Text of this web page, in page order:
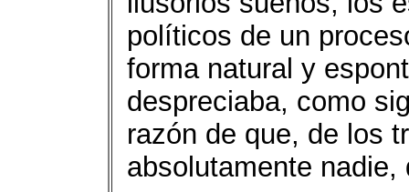
políticos de un
forma natural y
despreciaba, como
razón de que, de los
absolutamente nadie,